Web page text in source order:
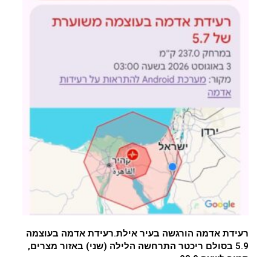
רעידת אדמה הורגשה בעיר אילת.רעידת אדמה בעוצמה
5.9 בסולם ריכטר התרחשה הלילה (שני) באזור מצרים,